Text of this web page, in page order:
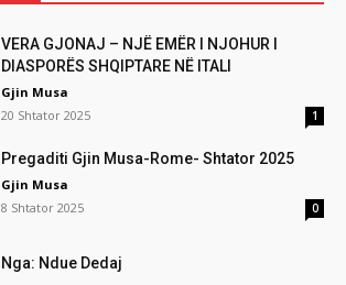
VERA GJONAJ – NJË EMËR I NJOHUR I
DIASPORËS SHQIPTARE NË ITALI
Gjin Musa
20 Shtator 2025
1
Pregaditi Gjin Musa-Rome- Shtator 2025
Gjin Musa
8 Shtator 2025
0
Nga: Ndue Dedaj